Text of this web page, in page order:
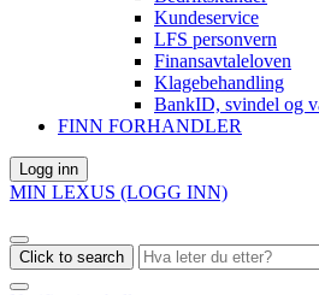
Kundeservice
LFS personvern
Finansavtaleloven
Klagebehandling
BankID, svindel og
FINN FORHANDLER
Logg inn
MIN LEXUS (LOGG INN)
Click to search
VELKOMMEN
Oppdag våre nyeste
finn din neste
RZ
Møt den helelektriske
TZ
En helt ny elektrisk SUV
ES
Den eksklusive